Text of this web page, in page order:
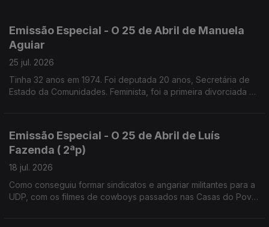
Emissão Especial - O 25 de Abril de Manuela
Aguiar
25 jul. 2026
Tinha 32 anos em 1974. Foi deputada 20 anos, Secretária de
Estado da Comunidades. Feminista, foi a primeira divorciada na
Emissão Especial - O 25 de Abril de Luís
Fazenda ( 2ªp)
18 jul. 2026
Como conseguiu formar sindicatos e angariar militantes para a
UDP, com os filmes de cowboys passados nas Casas do Povo